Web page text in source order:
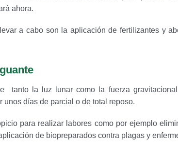
ahora.
a cabo son la aplicación de fertilizantes y
tanto la luz lunar como la fuerza
unos días de parcial o de total reposo.
para realizar labores como por ejemplo
de biopreparados contra plagas y